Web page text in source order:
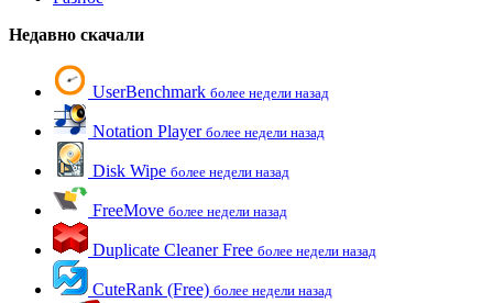
Недавно скачали
UserBenchmark более недели назад
Notation Player более недели назад
Disk Wipe более недели назад
FreeMove более недели назад
Duplicate Cleaner Free более недели назад
CuteRank (Free) более недели назад